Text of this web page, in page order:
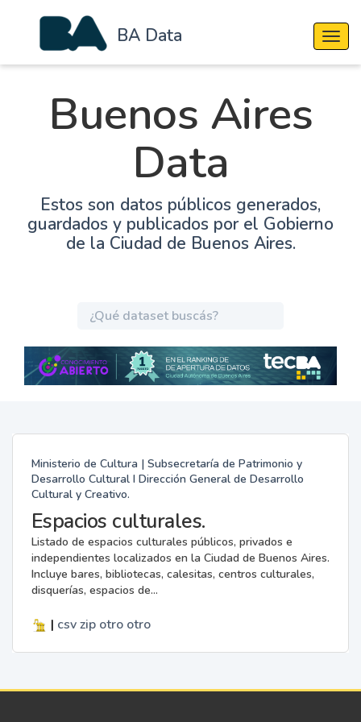
BA Data
Buenos Aires
Data
Estos son datos públicos generados,
guardados y publicados por el Gobierno
de la Ciudad de Buenos Aires.
Ministerio de Cultura | Subsecretaría de Patrimonio y
Desarrollo Cultural I Dirección General de Desarrollo
Cultural y Creativo.
Espacios culturales.
Listado de espacios culturales públicos, privados e
independientes localizados en la Ciudad de Buenos Aires.
Incluye bares, bibliotecas, calesitas, centros culturales,
disquerías, espacios de...
| csv zip otro otro